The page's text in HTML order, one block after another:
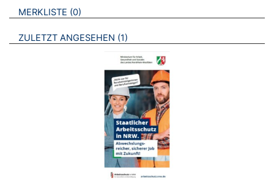
VERWEISE AUF VERMERKTE- ODER ZULETZT ANGESEHENE
MERKLISTE 0 BROSCHÜREN
ZULETZT ANGESEHEN 1 BROSCHÜREN